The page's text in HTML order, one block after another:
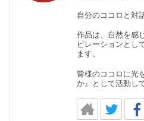
自分のココロと対
作品は、自然を感
ピレーションとし
ます。
皆様のココロに光
か』として活動し